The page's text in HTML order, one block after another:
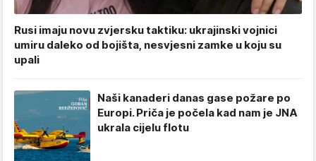
Rusi imaju novu zvjersku taktiku: ukrajinski vojnici
umiru daleko od bojišta, nesvjesni zamke u koju su
upali
Naši kanaderi danas gase požare po
Europi. Priča je počela kad nam je JNA
ukrala cijelu flotu